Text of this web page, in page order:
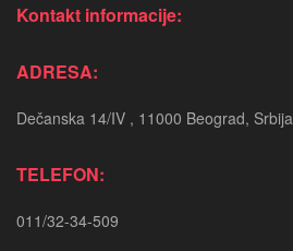
Kontakt informacije:
ADRESA:
Dečanska 14/IV , 11000 Beograd, Srbija
TELEFON:
011/32-34-509